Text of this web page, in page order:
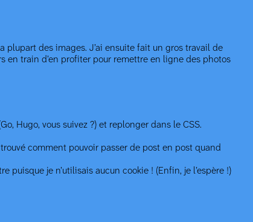
plupart des images. J’ai ensuite fait un gros travail de
en train d’en profiter pour remettre en ligne des photos
Hugo, vous suivez ?) et replonger dans le CSS.
comment pouvoir passer de post en post quand
puisque je n’utilisais aucun cookie ! (Enfin, je l’espère !)